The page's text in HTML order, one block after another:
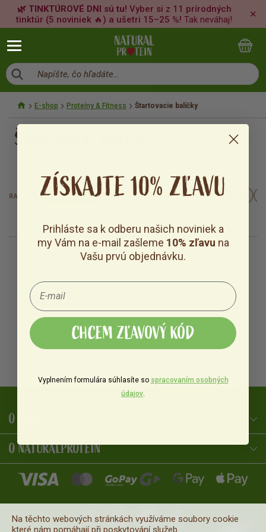
🌿 TINKTÚROVÉ DNI sú tu! Vyber si z 11 prírodných
tinktúr (5 noviniek 🔥) a ušetri 15–25 %! Tak neváhaj!
✕
Napíšte, čo hľadáte…
E-shop Proteíny & Fitness Štartovacie balíčky
ŠTARTOVACIE BALÍČKY
RADENIE Predvolené A–Z Najlacnejšie Najdrahšie
0položiek z 0
O NÁKUPE
O NATURALPROTEIN
Na těchto webových stránkách využíváme soubory cookie
které nám pomáhají při poskytování služeb.
ZÍSKAJTE 10% ZĽAVU
Prihláste sa k odberu našich noviniek a
my Vám na e-mail zašleme 10% zľavu na
Vašu prvú objednávku.
CHCEM ZĽAVOVÝ KÓD
Vyplnením formulára súhlasíte so spracovaním osobných
údajov